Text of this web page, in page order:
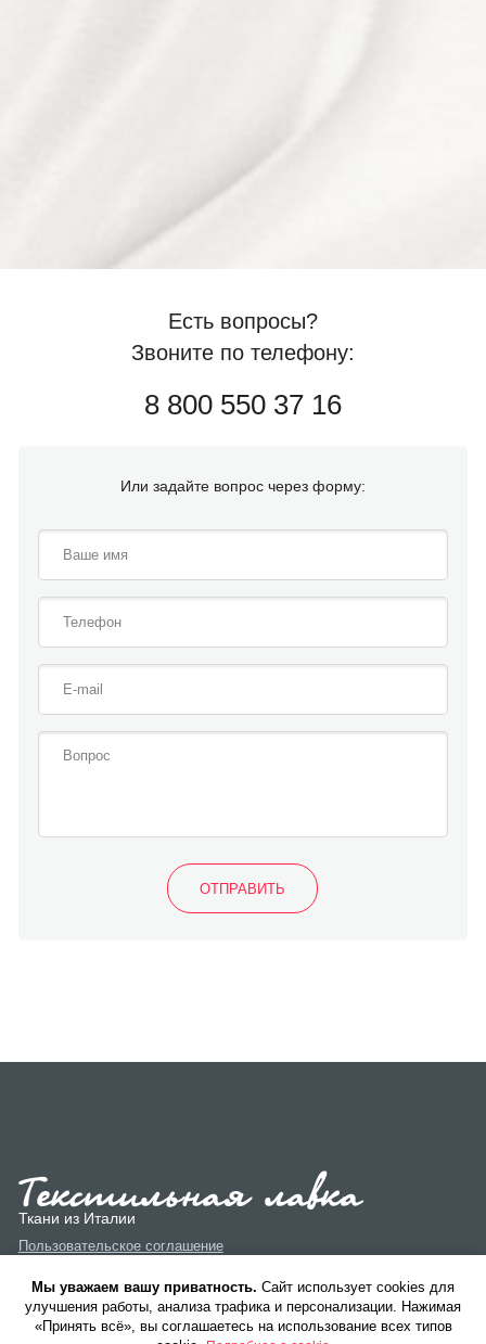
Есть вопросы?
Звоните по телефону:
8 800 550 37 16
Или задайте вопрос через форму:
Ткани из Италии
Пользовательское соглашение
Политика конфиденциальности
Мы уважаем вашу приватность. Cайт использует cookies для
улучшения работы, анализа трафика и персонализации. Нажимая
«Принять всё», вы соглашаетесь на использование всех типов